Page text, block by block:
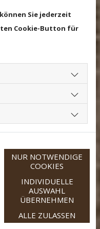
Sie jederzeit
Cookie-Button für
NUR NOTWENDIGE
COOKIES
INDIVIDUELLE
AUSWAHL
ÜBERNEHMEN
ALLE ZULASSEN